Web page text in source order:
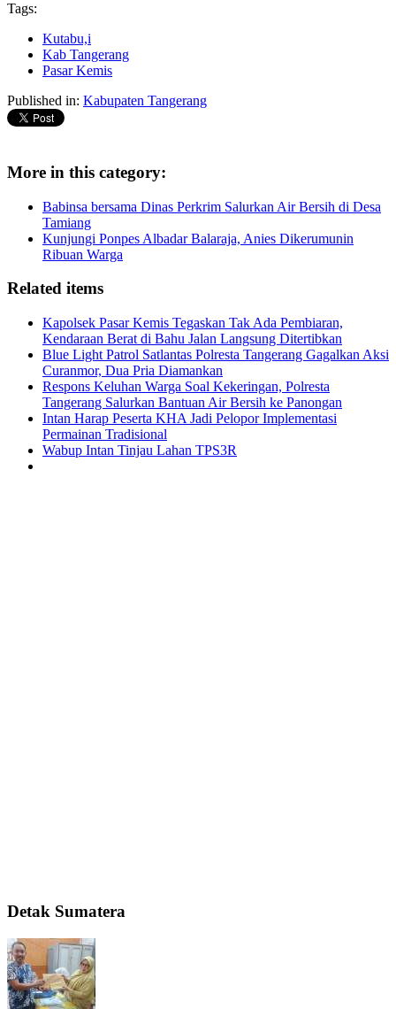
Tags:
Kutabu,i
Kab Tangerang
Pasar Kemis
Published in: Kabupaten Tangerang
More in this category:
Babinsa bersama Dinas Perkrim Salurkan Air Bersih di Desa
Tamiang
Kunjungi Ponpes Albadar Balaraja, Anies Dikerumunin
Ribuan Warga
Related items
Kapolsek Pasar Kemis Tegaskan Tak Ada Pembiaran,
Kendaraan Berat di Bahu Jalan Langsung Ditertibkan
Blue Light Patrol Satlantas Polresta Tangerang Gagalkan Aksi
Curanmor, Dua Pria Diamankan
Respons Keluhan Warga Soal Kekeringan, Polresta
Tangerang Salurkan Bantuan Air Bersih ke Panongan
Intan Harap Peserta KHA Jadi Pelopor Implementasi
Permainan Tradisional
Wabup Intan Tinjau Lahan TPS3R
Detak Sumatera